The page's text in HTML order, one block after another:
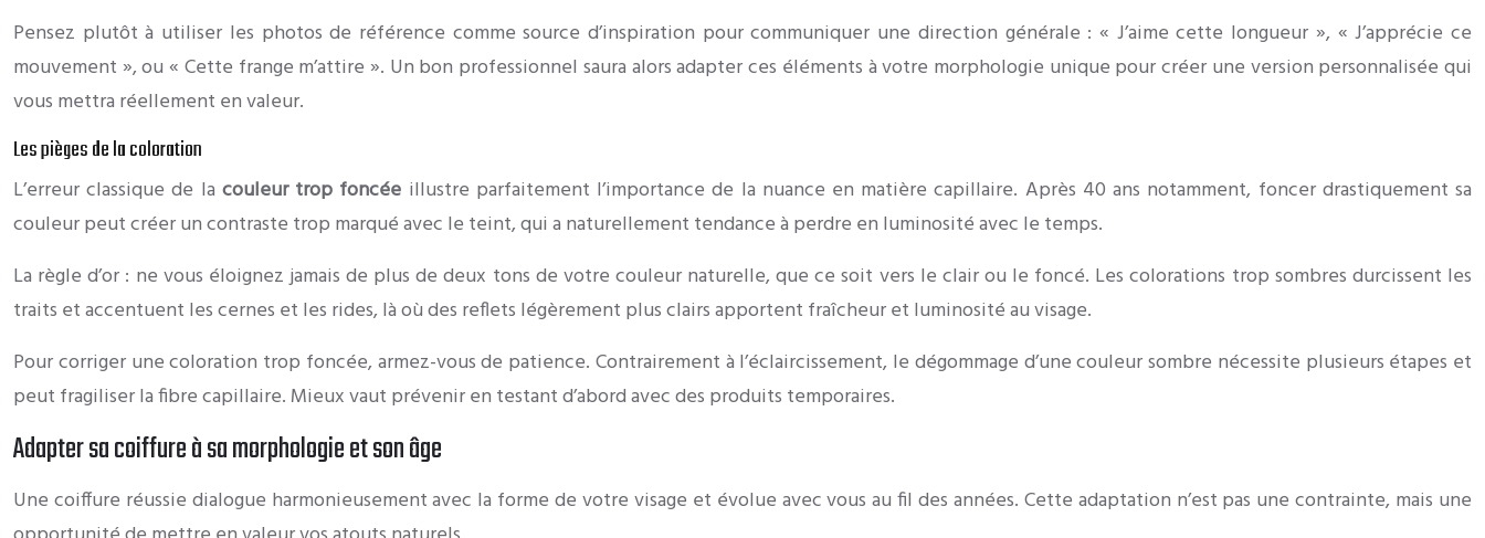
Pensez plutôt à utiliser les photos de référence comme source d’inspiration pour communiquer une direction générale : « J’aime cette longueur », « J’apprécie ce
mouvement », ou « Cette frange m’attire ». Un bon professionnel saura alors adapter ces éléments à votre morphologie unique pour créer une version personnalisée qui
vous mettra réellement en valeur.
Les pièges de la coloration
L’erreur classique de la couleur trop foncée illustre parfaitement l’importance de la nuance en matière capillaire. Après 40 ans notamment, foncer drastiquement sa
couleur peut créer un contraste trop marqué avec le teint, qui a naturellement tendance à perdre en luminosité avec le temps.
La règle d’or : ne vous éloignez jamais de plus de deux tons de votre couleur naturelle, que ce soit vers le clair ou le foncé. Les colorations trop sombres durcissent les
traits et accentuent les cernes et les rides, là où des reflets légèrement plus clairs apportent fraîcheur et luminosité au visage.
Pour corriger une coloration trop foncée, armez-vous de patience. Contrairement à l’éclaircissement, le dégommage d’une couleur sombre nécessite plusieurs étapes et
peut fragiliser la fibre capillaire. Mieux vaut prévenir en testant d’abord avec des produits temporaires.
Adapter sa coiffure à sa morphologie et son âge
Une coiffure réussie dialogue harmonieusement avec la forme de votre visage et évolue avec vous au fil des années. Cette adaptation n’est pas une contrainte, mais une